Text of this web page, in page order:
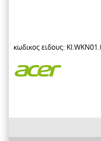
κωδικος ειδους: